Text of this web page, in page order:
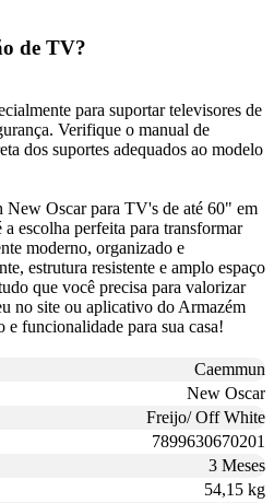
de TV?
para suportar televisores de
Verifique o manual de
dos suportes adequados ao modelo
New Oscar para TV's de até 60" em
escolha perfeita para transformar
moderno, organizado e
estrutura resistente e amplo espaço
que você precisa para valorizar
no site ou aplicativo do Armazém
e funcionalidade para sua casa!
Caemmun
New Oscar
Freijo/ Off White
7899630670201
3 Meses
54,15 kg